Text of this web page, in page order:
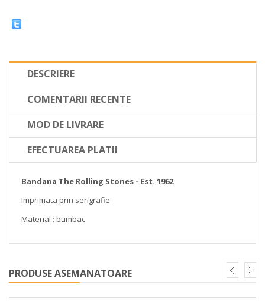
DESCRIERE
COMENTARII RECENTE
MOD DE LIVRARE
EFECTUAREA PLATII
Bandana The Rolling Stones - Est. 1962
Imprimata prin serigrafie
Material : bumbac
PRODUSE ASEMANATOARE